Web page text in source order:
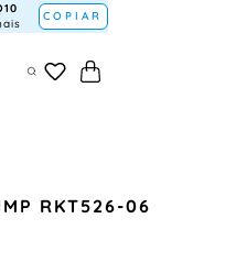
COPIAR
RKT526-06